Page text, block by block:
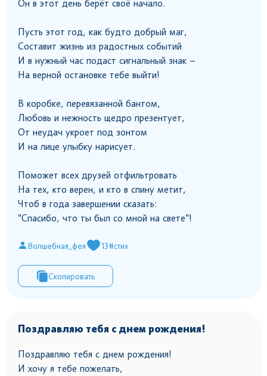
Он в этот день берёт своё начало.
Пусть этот год, как будто добрый маг,
Составит жизнь из радостных событий
И в нужный час подаст сигнальный знак –
На верной остановке тебе выйти!
В коробке, перевязанной бантом,
Любовь и нежность щедро презентует,
От неудач укроет под зонтом
И на лице улыбку нарисует.
Поможет всех друзей отфильтровать
На тех, кто верен, и кто в спину метит,
Чтоб в года завершении сказать:
"Спасибо, что ты был со мной на свете"!
Волшебная_фея 13#стих
Скопировать
Поздравляю тебя с днем рождения!
Поздравляю тебя с днем рождения!
И хочу я тебе пожелать,